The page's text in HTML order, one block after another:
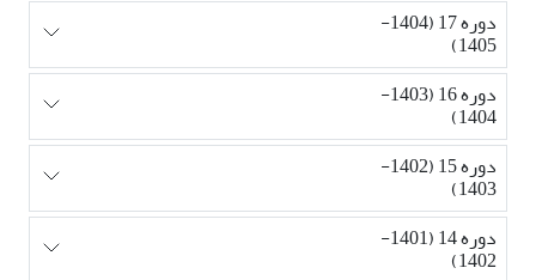
دوره 17 (1404-
1405)
دوره 16 (1403-
1404)
دوره 15 (1402-
1403)
دوره 14 (1401-
1402)